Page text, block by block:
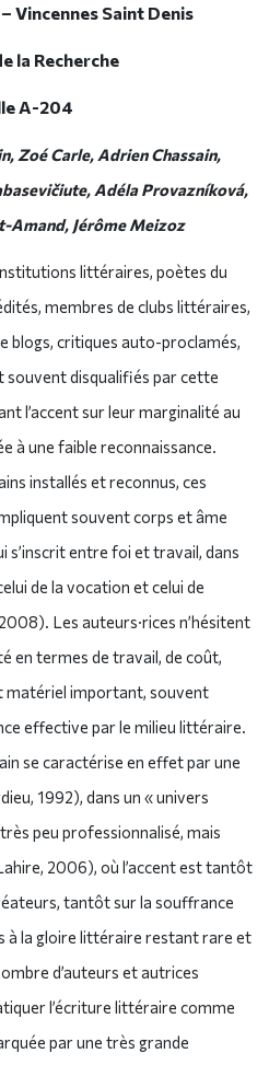
Vincennes Saint Denis
la Recherche
A-204
Zoé Carle, Adrien Chassain,
Adéla Provazníková,
Amand, Jérôme Meizoz
littéraires, poètes du
membres de clubs littéraires,
blogs, critiques auto-proclamés,
souvent disqualifiés par cette
l’accent sur leur marginalité au
à une faible reconnaissance.
installés et reconnus, ces
souvent corps et âme
s’inscrit entre foi et travail, dans
de la vocation et celui de
Les auteurs·rices n’hésitent
en termes de travail, de coût,
matériel important, souvent
effective par le milieu littéraire.
se caractérise en effet par une
1992), dans un « univers
peu professionnalisé, mais
2006), où l’accent est tantôt
tantôt sur la souffrance
à la gloire littéraire restant rare et
d’auteurs et autrices
l’écriture littéraire comme
par une très grande